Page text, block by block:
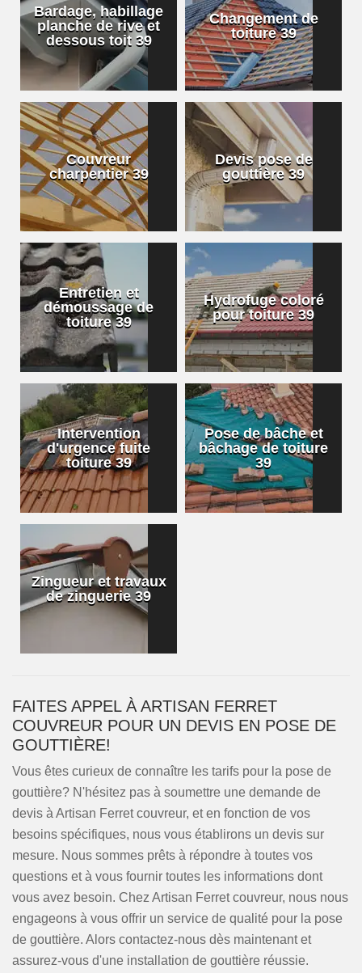
Bardage, habillage
planche de rive et
dessous toit 39
Changement de
toiture 39
Couvreur
charpentier 39
Devis pose de
gouttière 39
Entretien et
démoussage de
toiture 39
Hydrofuge coloré
pour toiture 39
Intervention
d'urgence fuite
toiture 39
Pose de bâche et
bâchage de toiture
39
Zingueur et travaux
de zinguerie 39
FAITES APPEL À ARTISAN FERRET
COUVREUR POUR UN DEVIS EN POSE DE
GOUTTIÈRE!
Vous êtes curieux de connaître les tarifs pour la pose de
gouttière? N'hésitez pas à soumettre une demande de
devis à Artisan Ferret couvreur, et en fonction de vos
besoins spécifiques, nous vous établirons un devis sur
mesure. Nous sommes prêts à répondre à toutes vos
questions et à vous fournir toutes les informations dont
vous avez besoin. Chez Artisan Ferret couvreur, nous nous
engageons à vous offrir un service de qualité pour la pose
de gouttière. Alors contactez-nous dès maintenant et
assurez-vous d'une installation de gouttière réussie.